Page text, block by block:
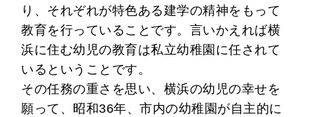
り、それぞれが特色ある建学の精神をもって
教育を行っていることです。言いかえれば横
浜に住む幼児の教育は私立幼稚園に任されて
いるということです。
その任務の重さを思い、横浜の幼児の幸せを
願って、昭和36年、市内の幼稚園が自主的に